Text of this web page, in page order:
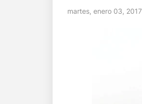
martes, enero 03, 2017